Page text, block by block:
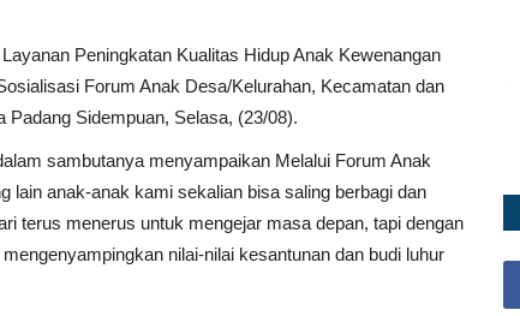
Peningkatan Kualitas Hidup Anak Kewenangan
Forum Anak Desa/Kelurahan, Kecamatan dan
Padang Sidempuan, Selasa, (23/08).
sambutanya menyampaikan Melalui Forum Anak
lain anak-anak kami sekalian bisa saling berbagi dan
terus menerus untuk mengejar masa depan, tapi dengan
nilai-nilai kesantunan dan budi luhur